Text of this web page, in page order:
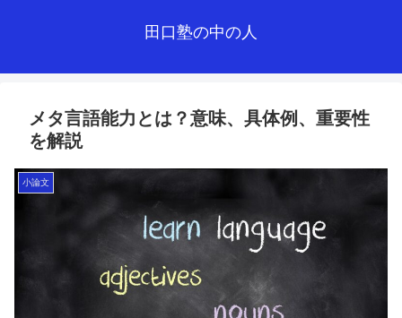
田口塾の中の人
メタ言語能力とは？意味、具体例、重要性
を解説
小論文